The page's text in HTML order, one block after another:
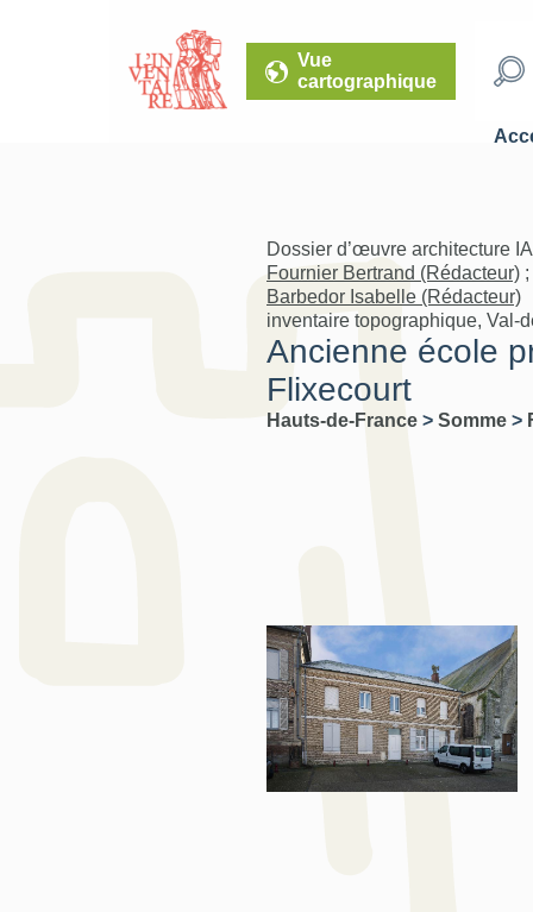
Vue
cartographique
Dossier d’œuvre architecture
Fournier Bertrand (Rédacteur) ;
Barbedor Isabelle (Rédacteur)
inventaire topographique, Val-
Ancienne école
Flixecourt
Hauts-de-France > Somme >